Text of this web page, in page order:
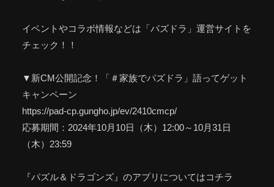
イベントやコラボ情報などは「パズドラ」運営サイトを
チェック！！
▼新CM公開記念！「＃家族でパズドラ」語ってゲット
キャンペーン
https://pad-cp.gungho.jp/ev/2410cmcp/
応募期間：2024年10月10日（木）12:00～10月31日
（木）23:59
『パズル＆ドラゴンズ』のアプリについてはコチラ